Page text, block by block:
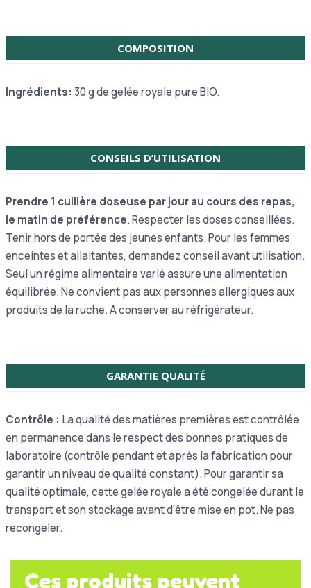
COMPOSITION
Ingrédients: 30 g de gelée royale pure BIO.
CONSEILS D’UTILISATION
Prendre 1 cuillère doseuse par jour au cours des repas,
le matin de préférence. Respecter les doses conseillées.
Tenir hors de portée des jeunes enfants. Pour les femmes
enceintes et allaitantes, demandez conseil avant utilisation.
Seul un régime alimentaire varié assure une alimentation
équilibrée. Ne convient pas aux personnes allergiques aux
produits de la ruche. A conserver au réfrigérateur.
GARANTIE QUALITÉ
Contrôle : La qualité des matières premières est contrôlée
en permanence dans le respect des bonnes pratiques de
laboratoire (contrôle pendant et après la fabrication pour
garantir un niveau de qualité constant). Pour garantir sa
qualité optimale, cette gelée royale a été congelée durant le
transport et son stockage avant d'être mise en pot. Ne pas
recongeler.
Ces produits peuvent